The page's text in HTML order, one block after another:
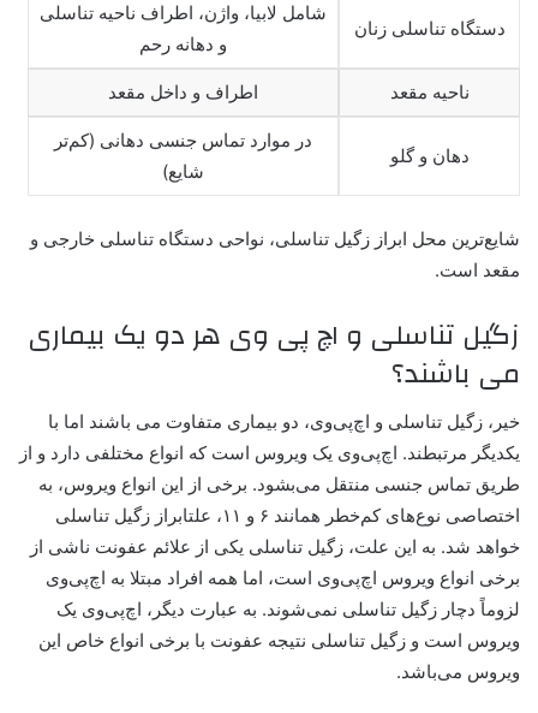
دستگاه تناسلی زنان
شامل لابیا، واژن، اطراف ناحیه تناسلی
و دهانه رحم
ناحیه مقعد اطراف و داخل مقعد
دهان و گلو
در موارد تماس جنسی دهانی (کم‌تر
شایع)
شایع‌ترین محل ابراز زگیل تناسلی، نواحی دستگاه تناسلی خارجی و
مقعد است.
زگیل تناسلی و اچ پی وی هر دو یک بیماری
می باشند؟
خیر، زگیل تناسلی و اچ‌پی‌وی، دو بیماری متفاوت می باشند اما با
یکدیگر مرتبطند. اچ‌پی‌وی یک ویروس است که انواع مختلفی دارد و از
طریق تماس جنسی منتقل می‌بشود. برخی از این انواع ویروس، به
اختصاصی نوع‌های کم‌خطر همانند ۶ و ۱۱، علتابراز زگیل تناسلی
خواهد شد. به این علت، زگیل تناسلی یکی از علائم عفونت ناشی از
برخی انواع ویروس اچ‌پی‌وی است، اما همه افراد مبتلا به اچ‌پی‌وی
لزوماً دچار زگیل تناسلی نمی‌شوند. به عبارت دیگر، اچ‌پی‌وی یک
ویروس است و زگیل تناسلی نتیجه عفونت با برخی انواع خاص این
ویروس می‌باشد.